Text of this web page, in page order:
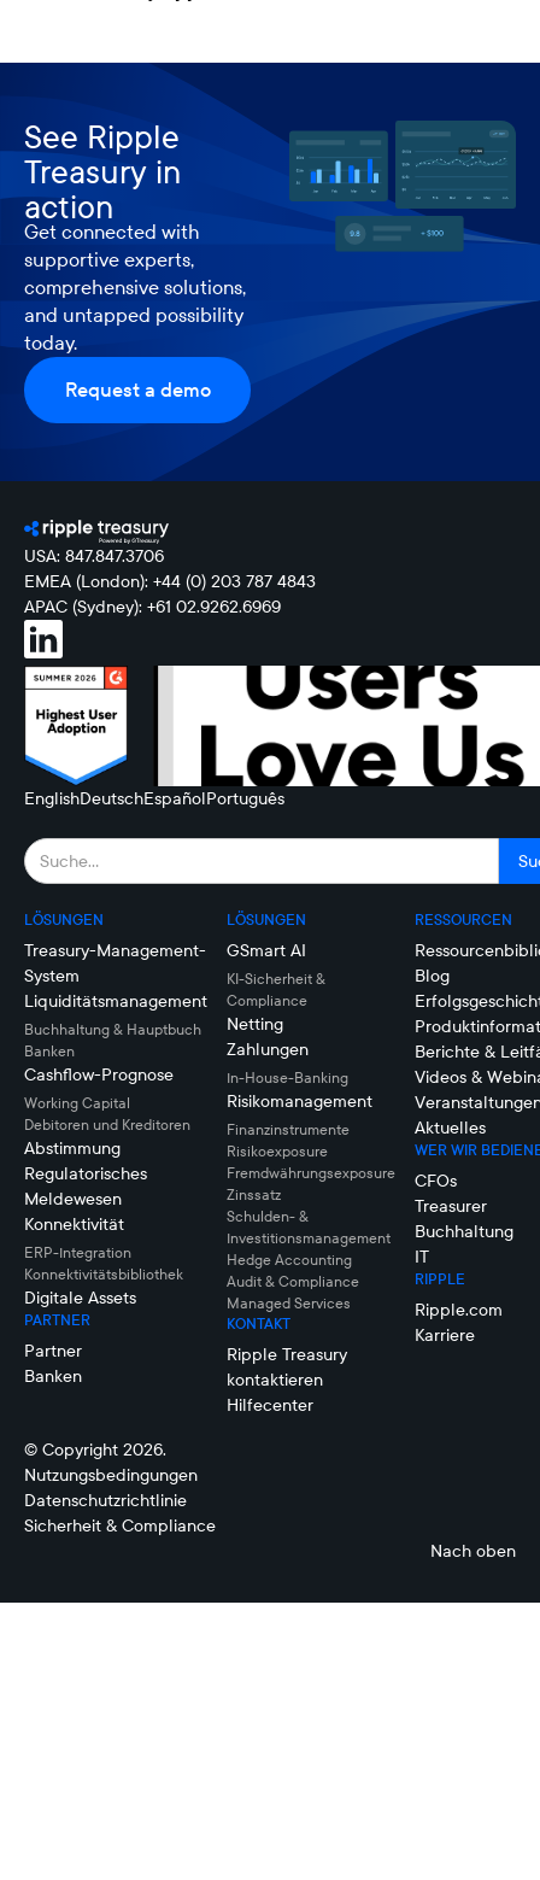
See Ripple
Treasury in
action
Get connected with
supportive experts,
comprehensive solutions,
and untapped possibility
today.
Request a demo
USA: 847.847.3706
EMEA (London): +44 (0) 203 787 4843
APAC (Sydney): +61 02.9262.6969
EnglishDeutschEspañolPortuguês
LÖSUNGEN
Treasury-Management-
System
Liquiditätsmanagement
Buchhaltung & Hauptbuch
Banken
Cashflow-Prognose
Working Capital
Debitoren und Kreditoren
Abstimmung
Regulatorisches
Meldewesen
Konnektivität
ERP-Integration
Konnektivitätsbibliothek
Digitale Assets
PARTNER
Partner
Banken
LÖSUNGEN
GSmart AI
KI-Sicherheit &
Compliance
Netting
Zahlungen
In-House-Banking
Risikomanagement
Finanzinstrumente
Risikoexposure
Fremdwährungsexposure
Zinssatz
Schulden- &
Investitionsmanagement
Hedge Accounting
Audit & Compliance
Managed Services
KONTAKT
Ripple Treasury
kontaktieren
Hilfecenter
RESSOURCEN
Blog
Berichte &
Videos &
Aktuelles
WER WIR
CFOs
Treasurer
Buchhaltung
IT
RIPPLE
Ripple.com
Karriere
© Copyright 2026.
Nutzungsbedingungen
Datenschutzrichtlinie
Sicherheit & Compliance
Nach oben